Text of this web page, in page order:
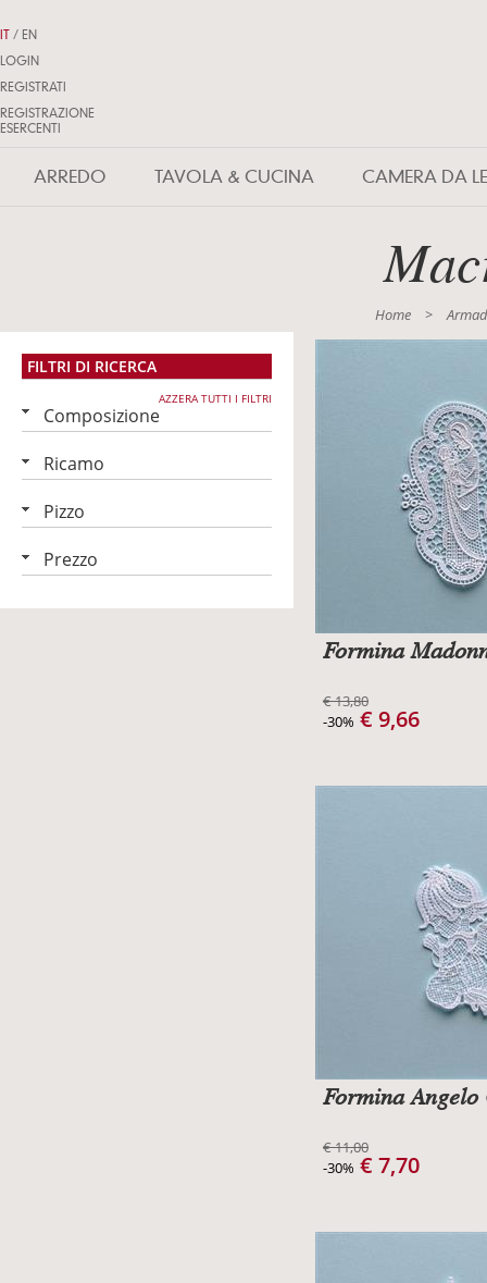
ARREDO TAVOLA & CUCINA CAMERA DA
IT / EN
LOGIN
REGISTRATI
REGISTRAZIONE
ESERCENTI
Home >
FILTRI DI RICERCA
AZZERA TUTTI I FILTRI
Composizione
Ricamo
Pizzo
Prezzo
Formina
€ 13,80
-30% € 9,66
Formina Angelo
€ 11,00
-30% € 7,70